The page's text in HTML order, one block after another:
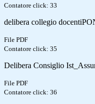
Contatore click: 33
delibera collegio
File PDF
Contatore click: 35
Delibera Consiglio
File PDF
Contatore click: 36